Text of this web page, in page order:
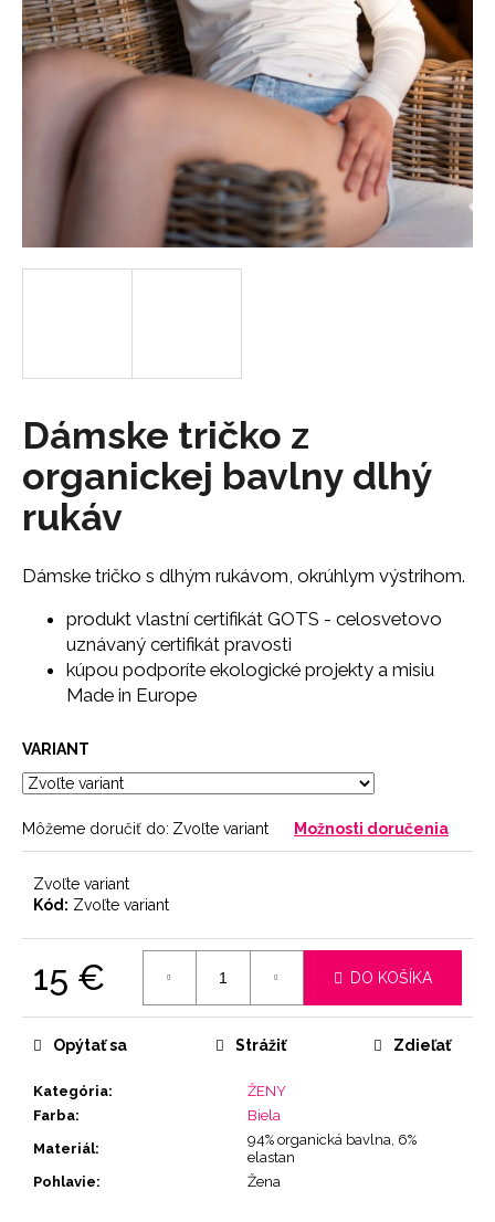
Dámske tričko z
organickej bavlny dlhý
rukáv
Dámske tričko s dlhým rukávom, okrúhlym výstrihom.
produkt vlastní certifikát GOTS - celosvetovo
uznávaný certifikát pravosti
kúpou podporíte ekologické projekty a misiu
Made in Europe
VARIANT
Môžeme doručiť do: Zvoľte variant Možnosti doručenia
Zvoľte variant
Kód: Zvoľte variant
15 € DO KOŠÍKA
Kategória:
ŽENY
Farba:
Biela
Materiál:
94% organická bavlna, 6%
elastan
Pohlavie: Žena
Opýtať sa Strážiť Zdieľať
á
j
s
d
o
r
ú
č
a
e
LEGÍNY
PUSH-